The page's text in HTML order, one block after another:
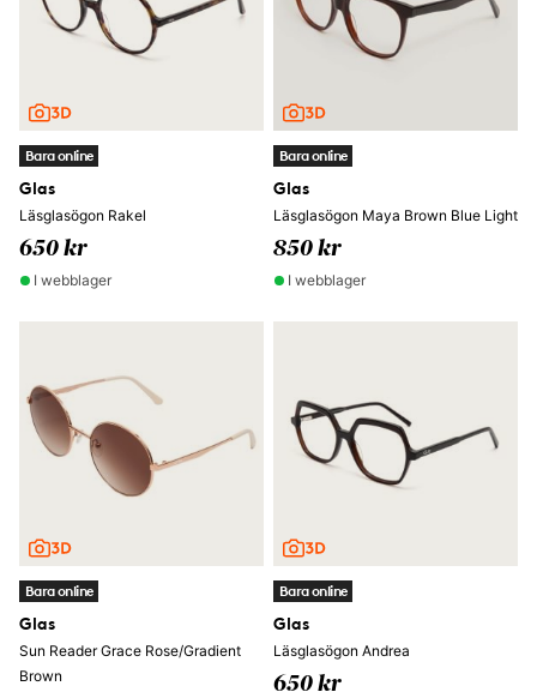
Bara online
Glas
Läsglasögon Rakel
650 kr
I webblager
Bara online
Glas
Läsglasögon Maya Brown Blue Light
850 kr
I webblager
Bara online
Glas
Sun Reader Grace Rose/Gradient
Brown
Bara online
Glas
Läsglasögon Andrea
650 kr